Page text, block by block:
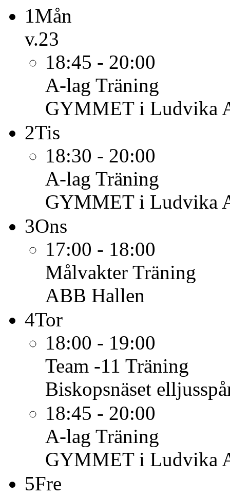
1Mån
v.23
18:45 - 20:00
A-lag Träning
GYMMET i Ludvika
2Tis
18:30 - 20:00
A-lag Träning
GYMMET i Ludvika
3Ons
17:00 - 18:00
Målvakter Träning
ABB Hallen
4Tor
18:00 - 19:00
Team -11 Träning
Biskopsnäset
18:45 - 20:00
A-lag Träning
GYMMET i Ludvika
5Fre